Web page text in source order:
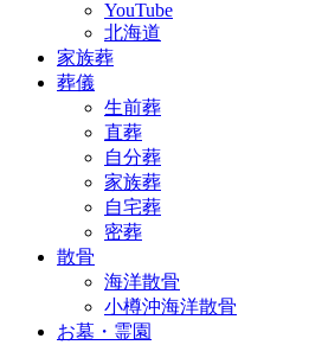
YouTube
北海道
家族葬
葬儀
生前葬
直葬
自分葬
家族葬
自宅葬
密葬
散骨
海洋散骨
小樽沖海洋散骨
お墓・霊園